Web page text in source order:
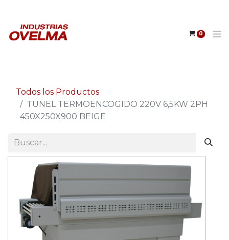
0
Todos los Productos
TUNEL TERMOENCOGIDO 220V 6,5KW 2PH
450X250X900 BEIGE